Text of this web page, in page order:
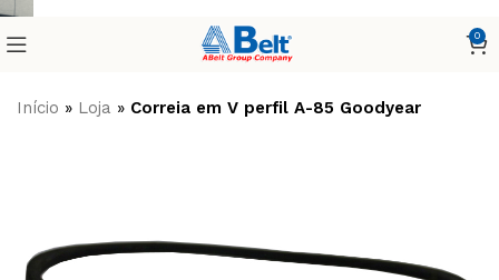
0
Início » Loja » Correia em V perfil A-85 Goodyear